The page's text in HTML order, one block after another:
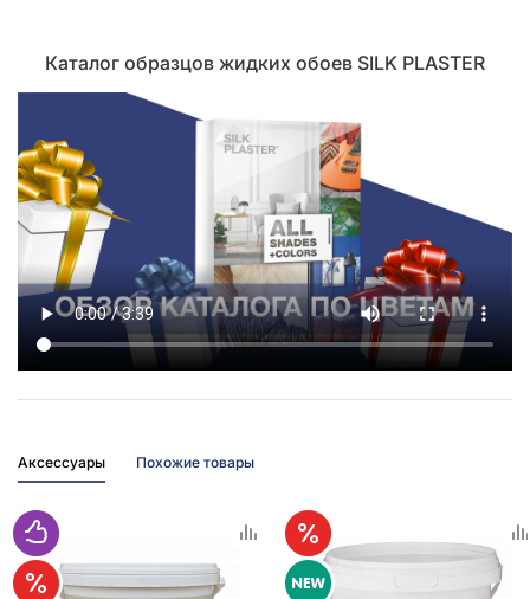
Каталог образцов жидких обоев SILK PLASTER
Аксессуары Похожие товары